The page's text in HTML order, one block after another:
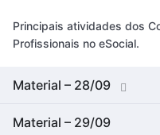
Principais atividades dos
Profissionais no eSocial.
Material – 28/09
Material – 29/09